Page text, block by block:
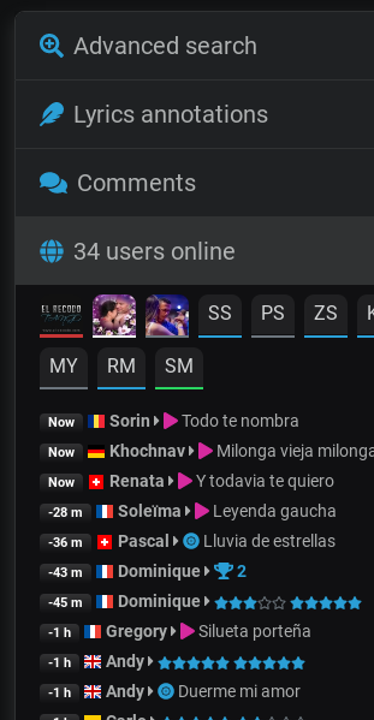
Advanced search
Lyrics annotations
Comments
34 users online
SS PS ZS
MY RM SM
Now Sorin Todo te nombra
Now Khochnav Milonga vieja
Now Renata Y todavia te quiero
-28 m Soleïma Leyenda gaucha
-36 m Pascal Lluvia de estrellas
-43 m Dominique 2
-45 m Dominique
-1 h Gregory Silueta porteña
-1 h Andy
-1 h Andy Duerme mi amor